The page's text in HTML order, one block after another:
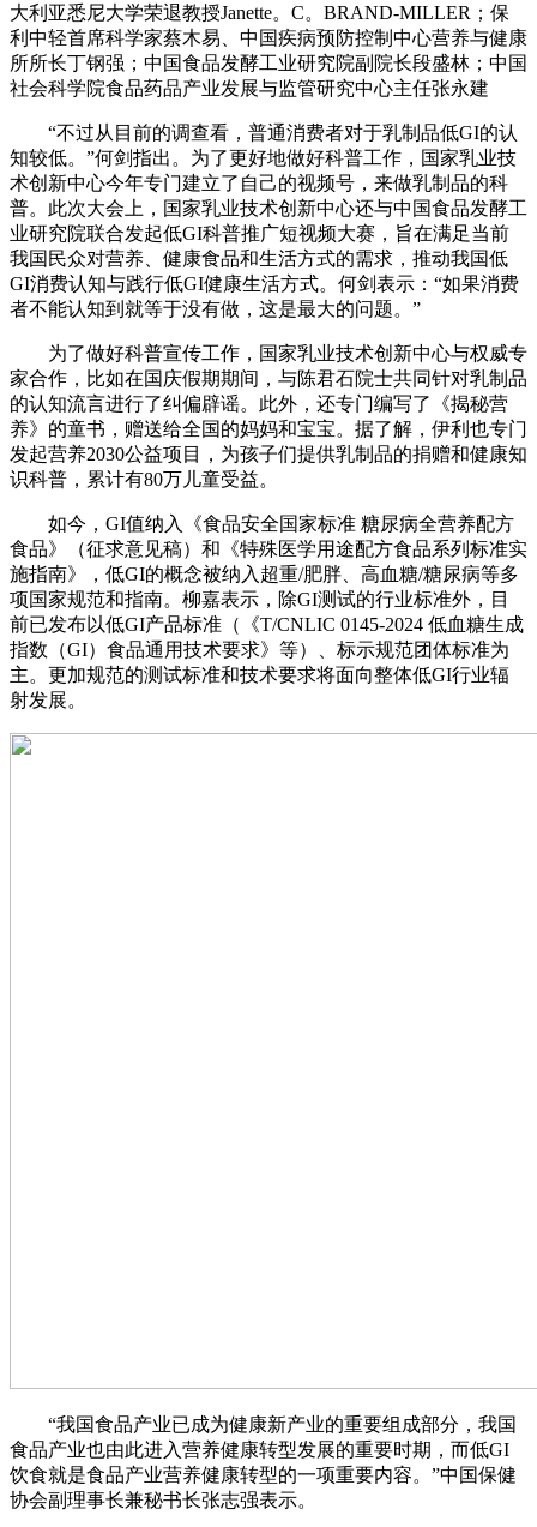
大利亚悉尼大学荣退教授Janette。C。BRAND-MILLER；保
利中轻首席科学家蔡木易、中国疾病预防控制中心营养与健康
所所长丁钢强；中国食品发酵工业研究院副院长段盛林；中国
社会科学院食品药品产业发展与监管研究中心主任张永建
“不过从目前的调查看，普通消费者对于乳制品低GI的认
知较低。”何剑指出。为了更好地做好科普工作，国家乳业技
术创新中心今年专门建立了自己的视频号，来做乳制品的科
普。此次大会上，国家乳业技术创新中心还与中国食品发酵工
业研究院联合发起低GI科普推广短视频大赛，旨在满足当前
我国民众对营养、健康食品和生活方式的需求，推动我国低
GI消费认知与践行低GI健康生活方式。何剑表示：“如果消费
者不能认知到就等于没有做，这是最大的问题。”
为了做好科普宣传工作，国家乳业技术创新中心与权威专
家合作，比如在国庆假期期间，与陈君石院士共同针对乳制品
的认知流言进行了纠偏辟谣。此外，还专门编写了《揭秘营
养》的童书，赠送给全国的妈妈和宝宝。据了解，伊利也专门
发起营养2030公益项目，为孩子们提供乳制品的捐赠和健康知
识科普，累计有80万儿童受益。
如今，GI值纳入《食品安全国家标准 糖尿病全营养配方
食品》（征求意见稿）和《特殊医学用途配方食品系列标准实
施指南》，低GI的概念被纳入超重/肥胖、高血糖/糖尿病等多
项国家规范和指南。柳嘉表示，除GI测试的行业标准外，目
前已发布以低GI产品标准（《T/CNLIC 0145-2024 低血糖生成
指数（GI）食品通用技术要求》等）、标示规范团体标准为
主。更加规范的测试标准和技术要求将面向整体低GI行业辐
射发展。
“我国食品产业已成为健康新产业的重要组成部分，我国
食品产业也由此进入营养健康转型发展的重要时期，而低GI
饮食就是食品产业营养健康转型的一项重要内容。”中国保健
协会副理事长兼秘书长张志强表示。